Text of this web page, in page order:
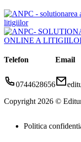
Telefon
0744628656
Email
Copyright 2026 ©
Politica